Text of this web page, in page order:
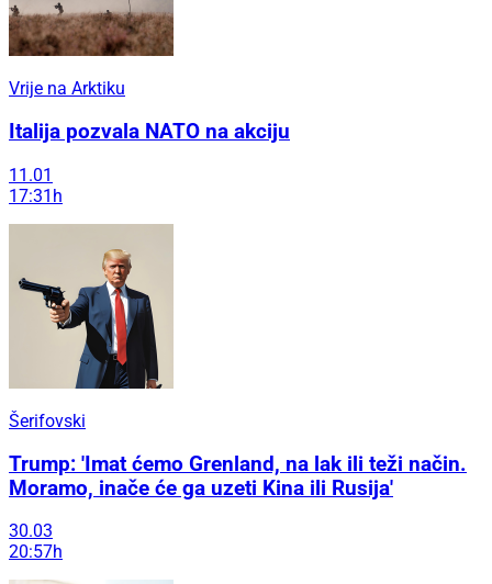
Vrije na Arktiku
Italija pozvala NATO na akciju
11.01
17:31h
Šerifovski
Trump: 'Imat ćemo Grenland, na lak ili teži način.
Moramo, inače će ga uzeti Kina ili Rusija'
30.03
20:57h